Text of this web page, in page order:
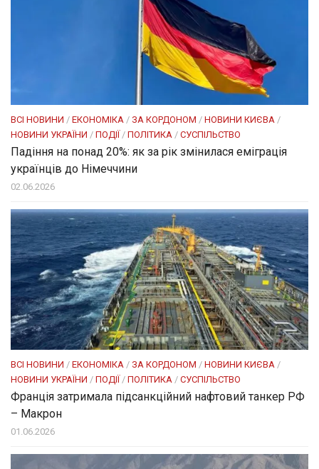
ВСІ НОВИНИ / ЕКОНОМІКА / ЗА КОРДОНОМ / НОВИНИ КИЄВА /
НОВИНИ УКРАЇНИ / ПОДІЇ / ПОЛІТИКА / СУСПІЛЬСТВО
Падіння на понад 20%: як за рік змінилася еміграція
українців до Німеччини
02.06.2026
ВСІ НОВИНИ / ЕКОНОМІКА / ЗА КОРДОНОМ / НОВИНИ КИЄВА /
НОВИНИ УКРАЇНИ / ПОДІЇ / ПОЛІТИКА / СУСПІЛЬСТВО
Франція затримала підсанкційний нафтовий танкер РФ
– Макрон
01.06.2026